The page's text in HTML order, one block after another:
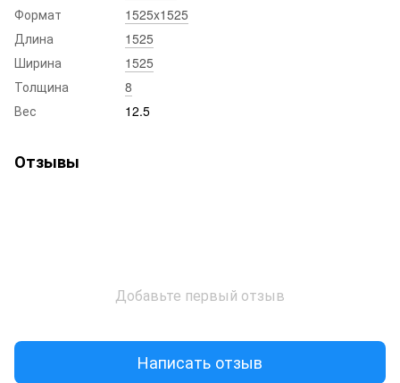
Формат
1525x1525
Длина
1525
Ширина
1525
Толщина
8
Вес
12.5
Отзывы
Добавьте первый отзыв
Написать отзыв